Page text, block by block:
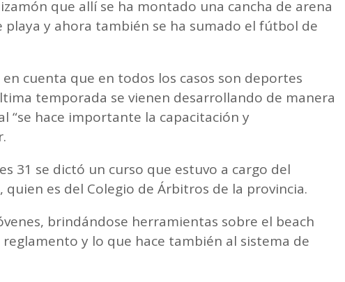
que allí se ha montado una cancha de arena
playa y ahora también se ha sumado el fútbol de
cuenta que en todos los casos son deportes
temporada se vienen desarrollando de manera
“se hace importante la capacitación y
31 se dictó un curso que estuvo a cargo del
quien es del Colegio de Árbitros de la provincia.
brindándose herramientas sobre el beach
reglamento y lo que hace también al sistema de